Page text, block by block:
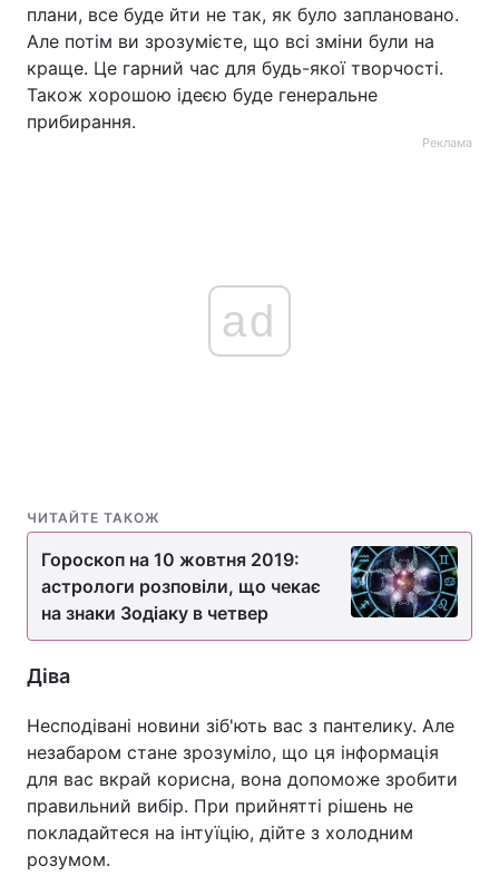
плани, все буде йти не так, як було заплановано.
Але потім ви зрозумієте, що всі зміни були на
краще. Це гарний час для будь-якої творчості.
Також хорошою ідеєю буде генеральне
прибирання.
Реклама
ad
ЧИТАЙТЕ ТАКОЖ
Гороскоп на 10 жовтня 2019:
астрологи розповіли, що чекає
на знаки Зодіаку в четвер
Діва
Несподівані новини зіб'ють вас з пантелику. Але
незабаром стане зрозуміло, що ця інформація
для вас вкрай корисна, вона допоможе зробити
правильний вибір. При прийнятті рішень не
покладайтеся на інтуїцію, дійте з холодним
розумом.